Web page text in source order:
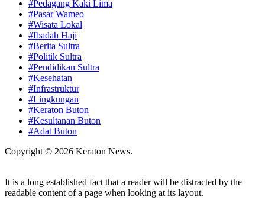
#Pedagang Kaki Lima
#Pasar Wameo
#Wisata Lokal
#Ibadah Haji
#Berita Sultra
#Politik Sultra
#Pendidikan Sultra
#Kesehatan
#Infrastruktur
#Lingkungan
#Keraton Buton
#Kesultanan Buton
#Adat Buton
Copyright © 2026 Keraton News.
It is a long established fact that a reader will be distracted by the
readable content of a page when looking at its layout.